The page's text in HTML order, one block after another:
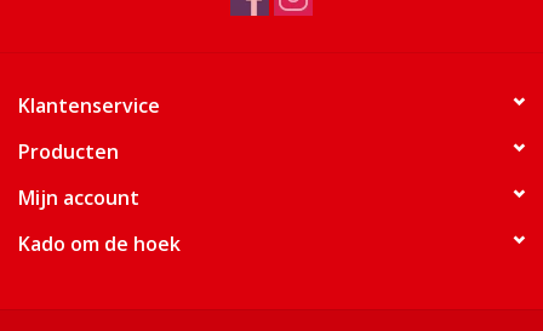
Klantenservice
Producten
Mijn account
Kado om de hoek